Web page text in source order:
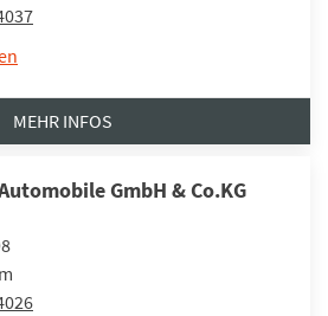
MEHR INFOS
GmbH & Co.KG